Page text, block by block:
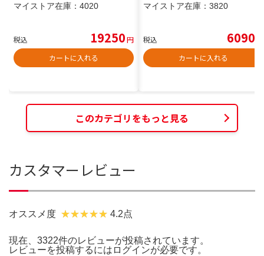
マイストア在庫： 4020
税込 19250円
カートに入れる
マイストア在庫： 3820
税込 6090
カートに入れる
このカテゴリをもっと見る
カスタマーレビュー
オススメ度 4.2点
現在、3322件のレビューが投稿されています。
レビューを投稿するには ログインが必要です。